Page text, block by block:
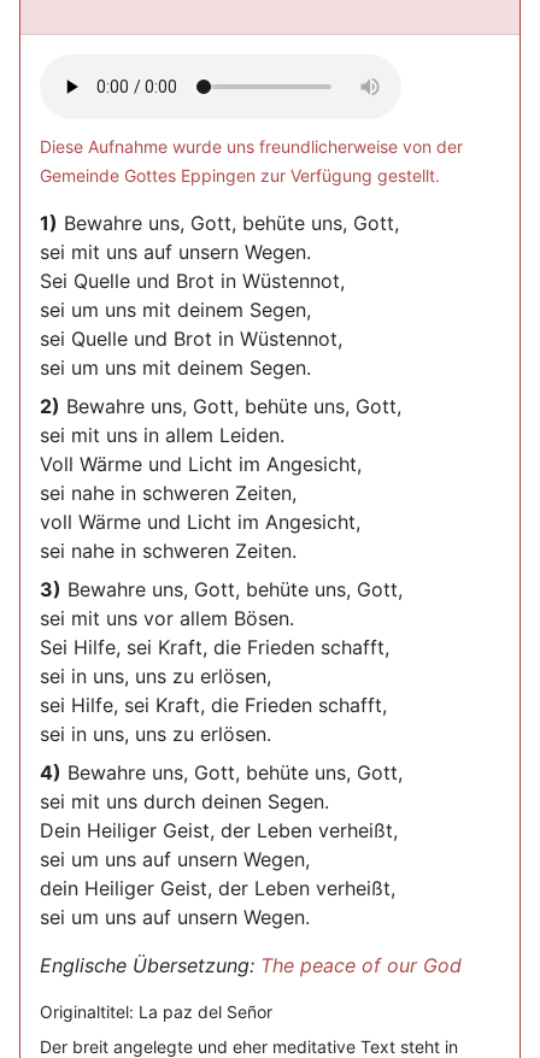
Diese Aufnahme wurde uns freundlicherweise von der
Gemeinde Gottes Eppingen zur Verfügung gestellt.
1) Bewahre uns, Gott, behüte uns, Gott,
sei mit uns auf unsern Wegen.
Sei Quelle und Brot in Wüstennot,
sei um uns mit deinem Segen,
sei Quelle und Brot in Wüstennot,
sei um uns mit deinem Segen.
2) Bewahre uns, Gott, behüte uns, Gott,
sei mit uns in allem Leiden.
Voll Wärme und Licht im Angesicht,
sei nahe in schweren Zeiten,
voll Wärme und Licht im Angesicht,
sei nahe in schweren Zeiten.
3) Bewahre uns, Gott, behüte uns, Gott,
sei mit uns vor allem Bösen.
Sei Hilfe, sei Kraft, die Frieden schafft,
sei in uns, uns zu erlösen,
sei Hilfe, sei Kraft, die Frieden schafft,
sei in uns, uns zu erlösen.
4) Bewahre uns, Gott, behüte uns, Gott,
sei mit uns durch deinen Segen.
Dein Heiliger Geist, der Leben verheißt,
sei um uns auf unsern Wegen,
dein Heiliger Geist, der Leben verheißt,
sei um uns auf unsern Wegen.
Englische Übersetzung: The peace of our God
Originaltitel: La paz del Señor
Der breit angelegte und eher meditative Text steht in